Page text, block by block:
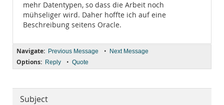
mehr Datentypen, so dass die Arbeit noch
mühseliger wird. Daher hoffte ich auf eine
Beschreibung seitens Oracle.
Navigate: Previous Message • Next Message
Options: Reply • Quote
Subject